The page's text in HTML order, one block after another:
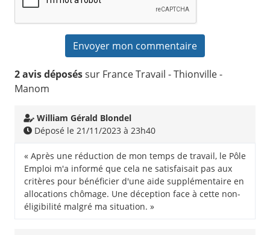
2 avis déposéssur France Travail - Thionville -
Manom
William Gérald Blondel
Déposé le 21/11/2023 à 23h40
« Après une réduction de mon temps de travail, le Pôle
Emploi m'a informé que cela ne satisfaisait pas aux
critères pour bénéficier d'une aide supplémentaire en
allocations chômage. Une déception face à cette non-
éligibilité malgré ma situation. »